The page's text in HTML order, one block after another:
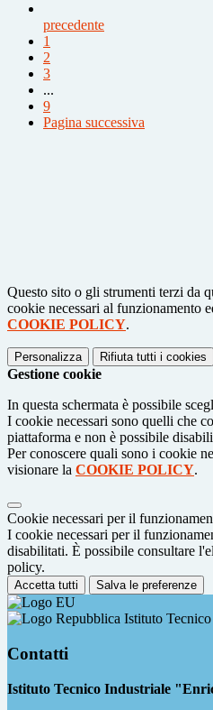
precedente
1
2
3
...
9
Pagina successiva
Questo sito o gli strumenti terzi da
cookie necessari al funzionamento
COOKIE POLICY.
Personalizza Rifiuta tutti i cookies
Gestione cookie
In questa schermata è possibile
I cookie necessari sono quelli che
piattaforma e non è possibile
Per conoscere quali sono i cookie
visionare la COOKIE POLICY.
Cookie necessari per il
I cookie necessari per il
disabilitati. È possibile consultare
policy.
Accetta tutti Salva le preferenze
Istituto
Contatti
Istituto Tecnico Industriale